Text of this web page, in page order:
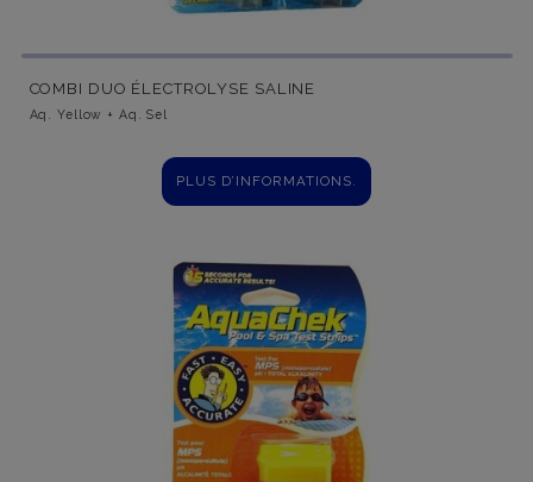
COMBI DUO ÉLECTROLYSE SALINE
Aq. Yellow + Aq. Sel
PLUS D’INFORMATIONS.